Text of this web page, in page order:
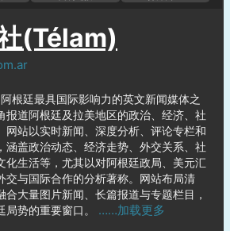
(Télam)
根廷最具国际影响力的英文新闻媒体之
报道阿根廷及拉美地区的政治、经济、社
网站以实时新闻、深度分析、评论专栏和
涵盖政治动态、经济走势、外交关系、社
化生活等，尤其以对阿根廷政局、美元汇
交与国际合作的分析著称。网站布局清
合大量图片新闻、长篇报道与专题栏目，
局势的重要窗口。 ……加载更多